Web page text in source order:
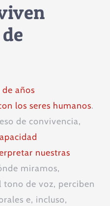
años
los seres humanos.
de convivencia,
nuestras
miramos,
tono de voz, perciben
e, incluso,